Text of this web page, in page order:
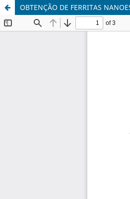
OBTENÇÃO DE FERRITAS